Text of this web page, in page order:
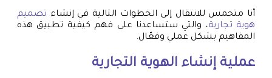
أنا متحمس للانتقال إلى الخطوات التالية في إنشاء تصميم
هوية تجارية، والتي ستساعدنا على فهم كيفية تطبيق هذه
المفاهيم بشكل عملي وفعّال.
عملية إنشاء الهوية التجارية